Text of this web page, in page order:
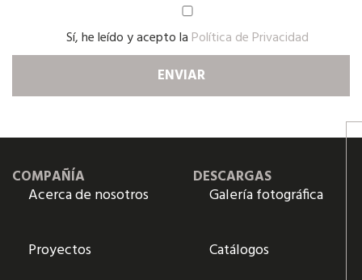
Sí, he leído y acepto la Política de Privacidad
COMPAÑÍA
Acerca de nosotros
Proyectos
DESCARGAS
Galería fotográfica
Catálogos